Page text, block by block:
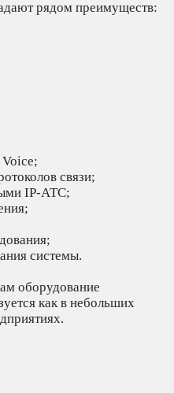
рядом преимуществ:
Voice;
связи;
IP-АТС;
системы.
оборудование
как в небольших